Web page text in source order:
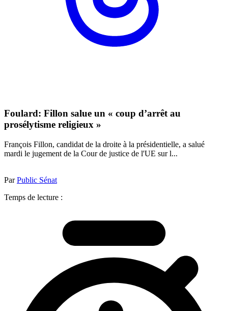
Foulard: Fillon salue un « coup d’arrêt au
prosélytisme religieux »
François Fillon, candidat de la droite à la présidentielle, a salué
mardi le jugement de la Cour de justice de l'UE sur l...
ParPublic Sénat
Temps de lecture :